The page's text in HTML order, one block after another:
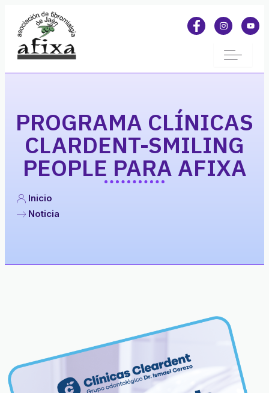
PROGRAMA CLÍNICAS
CLARDENT-SMILING
PEOPLE PARA AFIXA
Inicio
Noticia